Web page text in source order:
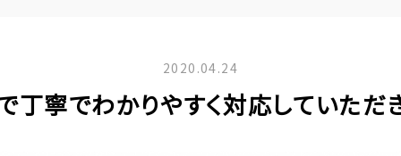
2020.04.24
丁寧でわかりやすく対応していただ